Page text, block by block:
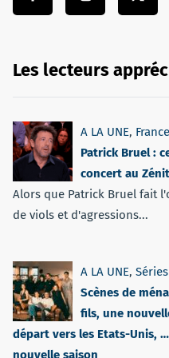
Les lecteurs
A LA UNE, France
Patrick Bruel :
concert au
Alors que Patrick Bruel fait
de viols et d'agressions...
A LA UNE,
Scènes de
fils, une
départ vers les Etats-Unis,
nouvelle saison